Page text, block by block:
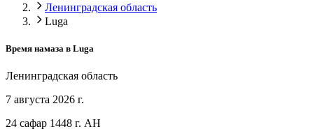
Ленинградская область
Luga
Время намаза в Luga
Ленинградская область
7 августа 2026 г.
24 сафар 1448 г. AH